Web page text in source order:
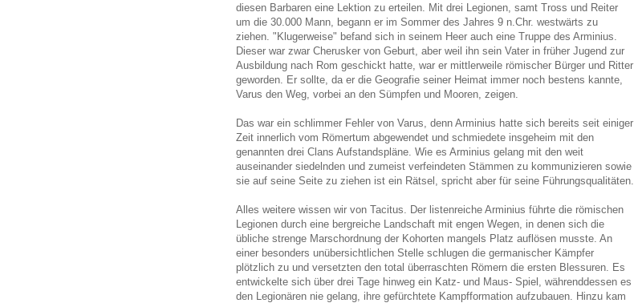
diesen Barbaren eine Lektion zu erteilen. Mit drei Legionen, samt Tross und Reiter
um die 30.000 Mann, begann er im Sommer des Jahres 9 n.Chr. westwärts zu
ziehen. "Klugerweise" befand sich in seinem Heer auch eine Truppe des Arminius.
Dieser war zwar Cherusker von Geburt, aber weil ihn sein Vater in früher Jugend zur
Ausbildung nach Rom geschickt hatte, war er mittlerweile römischer Bürger und Ritter
geworden. Er sollte, da er die Geografie seiner Heimat immer noch bestens kannte,
Varus den Weg, vorbei an den Sümpfen und Mooren, zeigen.
Das war ein schlimmer Fehler von Varus, denn Arminius hatte sich bereits seit einiger
Zeit innerlich vom Römertum abgewendet und schmiedete insgeheim mit den
genannten drei Clans Aufstandspläne. Wie es Arminius gelang mit den weit
auseinander siedelnden und zumeist verfeindeten Stämmen zu kommunizieren sowie
sie auf seine Seite zu ziehen ist ein Rätsel, spricht aber für seine Führungsqualitäten.
Alles weitere wissen wir von Tacitus. Der listenreiche Arminius führte die römischen
Legionen durch eine bergreiche Landschaft mit engen Wegen, in denen sich die
übliche strenge Marschordnung der Kohorten mangels Platz auflösen musste. An
einer besonders unübersichtlichen Stelle schlugen die germanischer Kämpfer
plötzlich zu und versetzten den total überraschten Römern die ersten Blessuren. Es
entwickelte sich über drei Tage hinweg ein Katz- und Maus- Spiel, währenddessen es
den Legionären nie gelang, ihre gefürchtete Kampfformation aufzubauen. Hinzu kam